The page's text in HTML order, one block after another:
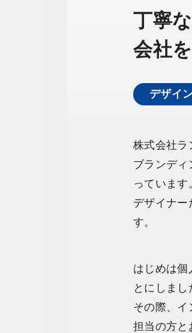
丁寧
会社
デザイ
株式会社ラ
ブランディ
っています
デザイナー
す。
はじめは個
とにしまし
その際、イ
担当の方と